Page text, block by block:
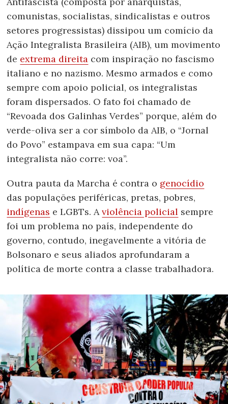
comunistas, socialistas, sindicalistas e outros
setores progressistas) dissipou um comício da
Ação Integralista Brasileira (AIB), um movimento
de extrema direita com inspiração no fascismo
italiano e no nazismo. Mesmo armados e como
sempre com apoio policial, os integralistas
foram dispersados. O fato foi chamado de
“Revoada dos Galinhas Verdes” porque, além do
verde-oliva ser a cor símbolo da AIB, o “Jornal
do Povo” estampava em sua capa: “Um
integralista não corre: voa”.
Outra pauta da Marcha é contra o genocídio
das populações periféricas, pretas, pobres,
indígenas e LGBTs. Aviolência policial sempre
foi um problema no país, independente do
governo, contudo, inegavelmente a vitória de
Bolsonaro e seus aliados aprofundaram a
política de morte contra a classe trabalhadora.